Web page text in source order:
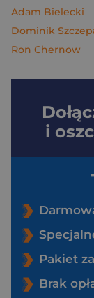
Adam Bielecki
Dominik
Ron Chernow
i
Pakiet
Brak